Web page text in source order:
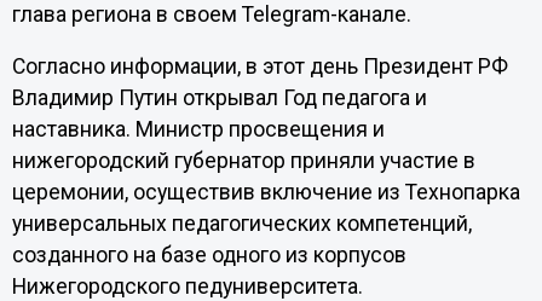
глава региона в своем Telegram-канале.
Согласно информации, в этот день Президент РФ
Владимир Путин открывал Год педагога и
наставника. Министр просвещения и
нижегородский губернатор приняли участие в
церемонии, осуществив включение из Технопарка
универсальных педагогических компетенций,
созданного на базе одного из корпусов
Нижегородского педуниверситета.